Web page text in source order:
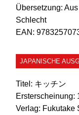
Übersetzung:
Schlecht
EAN:
JAPANISCHE
Titel: キッチン
Ersterscheinung:
Verlag: Fukutake